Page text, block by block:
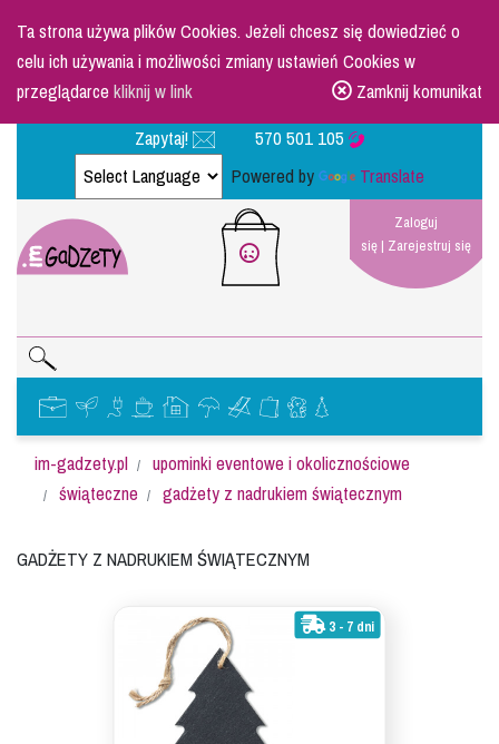
Ta strona używa plików Cookies. Jeżeli chcesz się dowiedzieć o
celu ich używania i możliwości zmiany ustawień Cookies w
przeglądarcekliknij w link
Zamknij komunikat
Zapytaj!
570 501 105
Powered by
Translate
Zaloguj
się| Zarejestruj się
im-gadzety.pl
upominki eventowe i okolicznościowe
świąteczne
gadżety z nadrukiem świątecznym
Gadżety z nadrukiem świątecznym
3 - 7 dni